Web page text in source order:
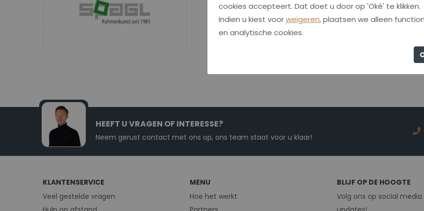
cookies accepteert. Dat doet u door op 'Oké' te klikken.
Indien u kiest voorweigeren, plaatsen we alleen
en analytische cookies.
HEEFT U VRAGEN OF INTERESSE?
Neem gerust contact met ons op, ons team staat voor u klaar!
KLANTENSERVICE
Veel gestelde vragen
MENU
Hoe het werkt
BLIJF OP DE HOOGTE
Volg ons op social